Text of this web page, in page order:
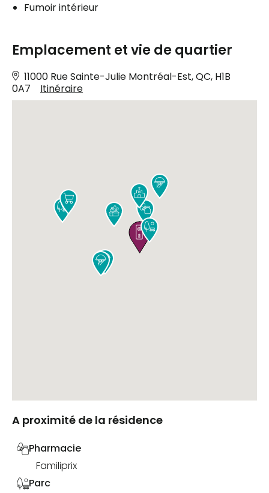
Fumoir intérieur
Emplacement et vie de quartier
11000 Rue Sainte-Julie Montréal-Est, QC, H1B
0A7
Itinéraire











A proximité de la résidence
Pharmacie
Familiprix
Parc